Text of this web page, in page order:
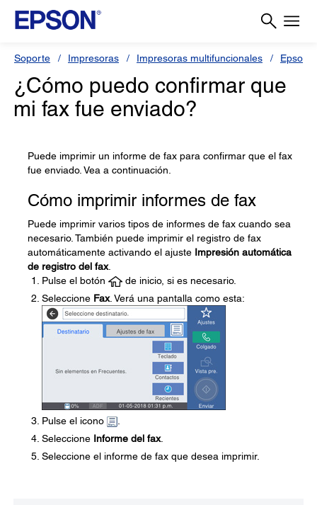
Soporte Impresoras Impresoras multifuncionales Epson
¿Cómo puedo confirmar que
mi fax fue enviado?
Puede imprimir un informe de fax para confirmar que el fax
fue enviado. Vea a continuación.
Cómo imprimir informes de fax
Puede imprimir varios tipos de informes de fax cuando sea
necesario. También puede imprimir el registro de fax
automáticamente activando el ajuste Impresión automática
de registro del fax.
Pulse el botón
de inicio, si es necesario.
Seleccione Fax. Verá una pantalla como esta:
Pulse el icono
Seleccione Informe del fax.
Seleccione el informe de fax que desea imprimir.